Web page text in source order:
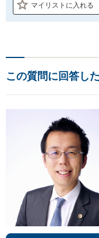
マイリストに入れる
この質問に回答し